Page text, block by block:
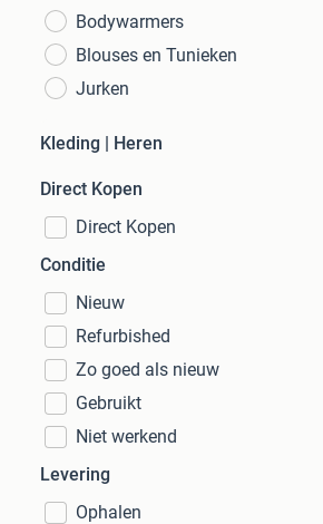
Bodywarmers
Blouses en Tunieken
Jurken
Kleding | Heren
Direct Kopen
Direct Kopen
Conditie
Nieuw
Refurbished
Zo goed als nieuw
Gebruikt
Niet werkend
Levering
Ophalen